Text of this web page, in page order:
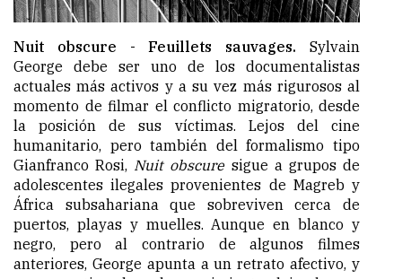
Nuit obscure - Feuillets sauvages. Sylvain
George debe ser uno de los documentalistas
actuales más activos y a su vez más rigurosos al
momento de filmar el conflicto migratorio, desde
la posición de sus víctimas. Lejos del cine
humanitario, pero también del formalismo tipo
Gianfranco Rosi, Nuit obscuresigue a grupos de
adolescentes ilegales provenientes de Magreb y
África subsahariana que sobreviven cerca de
puertos, playas y muelles. Aunque en blanco y
negro, pero al contrario de algunos filmes
anteriores, George apunta a un retrato afectivo, y